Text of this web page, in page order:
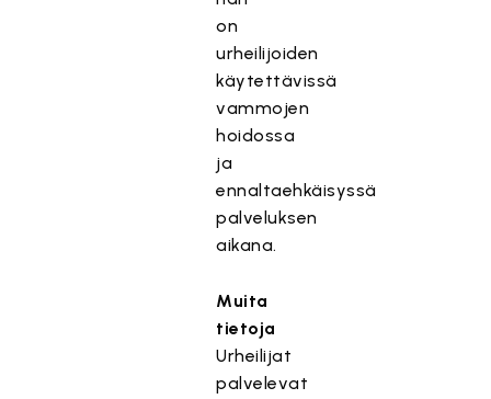
on
urheilijoiden
käytettävissä
vammojen
hoidossa
ja
ennaltaehkäisyssä
palveluksen
aikana.
Muita
tietoja
Urheilijat
palvelevat